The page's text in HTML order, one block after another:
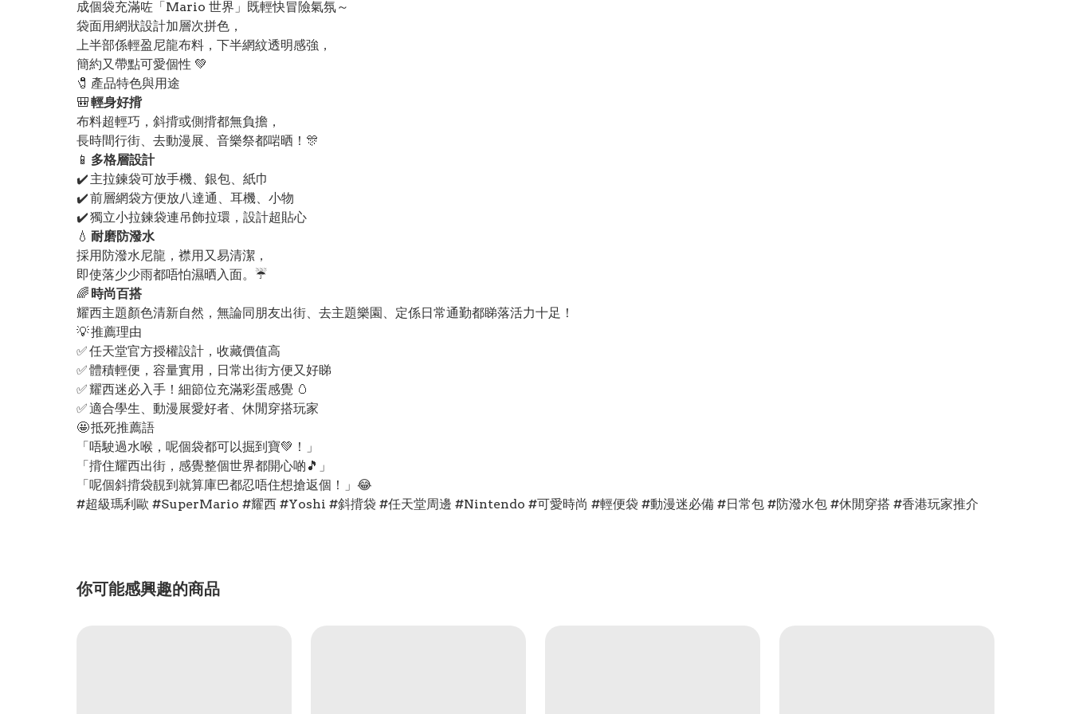
成個袋充滿咗「Mario 世界」既輕快冒險氣氛～
袋面用網狀設計加層次拼色，
上半部係輕盈尼龍布料，下半網紋透明感強，
簡約又帶點可愛個性 💚
🧷 產品特色與用途
🎒輕身好揹
布料超輕巧，斜揹或側揹都無負擔，
長時間行街、去動漫展、音樂祭都啱晒！🎊
📱 多格層設計
✔️ 主拉鍊袋可放手機、銀包、紙巾
✔️ 前層網袋方便放八達通、耳機、小物
✔️ 獨立小拉鍊袋連吊飾拉環，設計超貼心
💧 耐磨防潑水
採用防潑水尼龍，襟用又易清潔，
即使落少少雨都唔怕濕晒入面。☔
🌈 時尚百搭
耀西主題顏色清新自然，無論同朋友出街、去主題樂園、定係日常通勤都睇落活力十足！
💡 推薦理由
✅ 任天堂官方授權設計，收藏價值高
✅ 體積輕便，容量實用，日常出街方便又好睇
✅ 耀西迷必入手！細節位充滿彩蛋感覺 🥚
✅ 適合學生、動漫展愛好者、休閒穿搭玩家
🤩 抵死推薦語
「唔駛過水喉，呢個袋都可以掘到寶💚！」
「揹住耀西出街，感覺整個世界都開心啲🎵」
「呢個斜揹袋靚到就算庫巴都忍唔住想搶返個！」😂
#超級瑪利歐 #SuperMario #耀西 #Yoshi #斜揹袋 #任天堂周邊 #Nintendo #可愛時尚 #輕便袋 #動漫迷必備 #日常包 #防潑水包 #休閒穿搭 #香港玩家推介
你可能感興趣的商品